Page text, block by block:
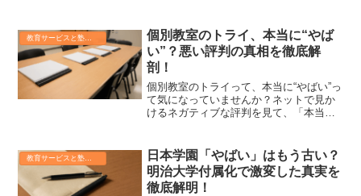
もいらっしゃるかもしれませんね。で
も、安心してください！こ...
教育サービスと塾の真実
個別教室のトライ、本当に“やば
い”？悪い評判の真相を徹底解
剖！
個別教室のトライって、本当に“やばい”っ
て気になっていませんか？ネットで見か
けるネガティブな評判を見て、「本当に
真相は何か、一体何がそう言われる原因
なのか、しっかり見極...
教育サービスと塾の真実
日本学園「やばい」はもう古い？
明治大学付属化で激変した真実を
徹底解明！